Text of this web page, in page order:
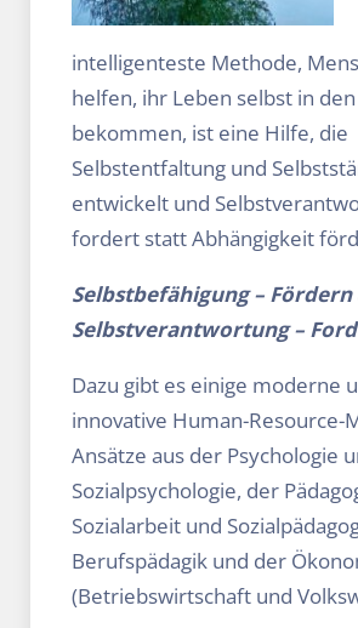
intelligenteste Methode,
helfen, ihr Leben selbst in
bekommen, ist eine Hilfe, die
Selbstentfaltung und
entwickelt und
fordert statt Abhängigkeit
Selbstbefähigung – Fördern
Selbstverantwortung –
Dazu gibt es einige moderne
innovative Human-Resource-
Ansätze aus der Psychologie
Sozialpsychologie, der
Sozialarbeit und
Berufspädagik und der
(Betriebswirtschaft und